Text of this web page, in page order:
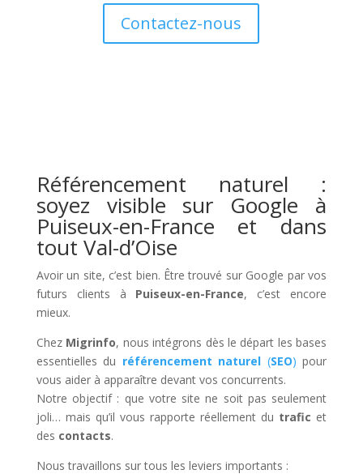
Contactez-nous
Référencement naturel :
soyez visible sur Google à
Puiseux-en-France et dans
tout Val-d’Oise
Avoir un site, c’est bien. Être trouvé sur Google par vos
futurs clients à Puiseux-en-France, c’est encore
mieux.
Chez Migrinfo, nous intégrons dès le départ les bases
essentielles du référencement naturel (SEO) pour
vous aider à apparaître devant vos concurrents.
Notre objectif : que votre site ne soit pas seulement
joli… mais qu’il vous rapporte réellement du trafic et
des contacts.
Nous travaillons sur tous les leviers importants :